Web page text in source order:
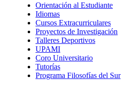
Orientación al Estudiante
Idiomas
Cursos Extracurriculares
Proyectos de Investigación
Talleres Deportivos
UPAMI
Coro Universitario
Tutorías
Programa Filosofías del Sur